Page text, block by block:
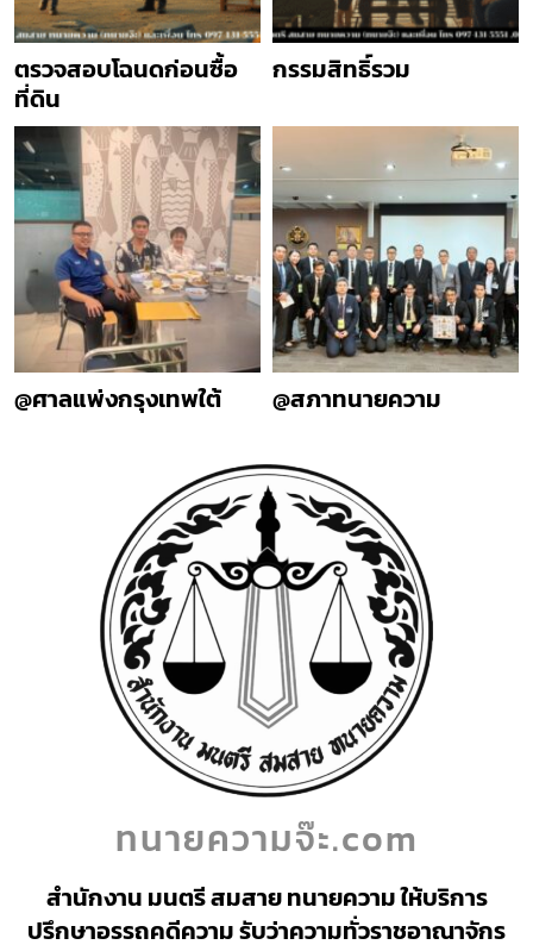
ตรวจสอบโฉนดก่อนซื้อ
ที่ดิน
กรรมสิทธิ์รวม
@ศาลแพ่งกรุงเทพใต้ @สภาทนายความ
ทนายความจ๊ะ.com
สำนักงาน มนตรี สมสาย ทนายความ ให้บริการ
ปรึกษาอรรถคดีความ รับว่าความทั่วราชอาณาจักร